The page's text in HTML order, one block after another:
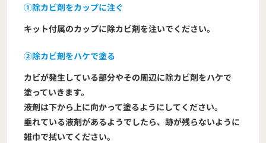
①除カビ剤をカップに注ぐ
キット付属のカップに除カビ剤を注いでください。
②除カビ剤をハケで塗る
カビが発生している部分やその周辺に除カビ剤をハケで
塗っていきます。
液剤は下から上に向かって塗るようにしてください。
垂れている液剤があるようでしたら、跡が残らないように
雑巾で拭いてください。